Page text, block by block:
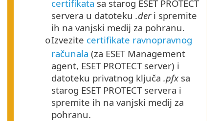
certifikata sa starog ESET PROTECT
servera u datoteku .deri spremite
ih na vanjski medij za pohranu.
oIzvezite certifikate ravnopravnog
računala (za ESET Management
agent, ESET PROTECT server) i
datoteku privatnog ključa .pfxsa
starog ESET PROTECT servera i
spremite ih na vanjski medij za
pohranu.